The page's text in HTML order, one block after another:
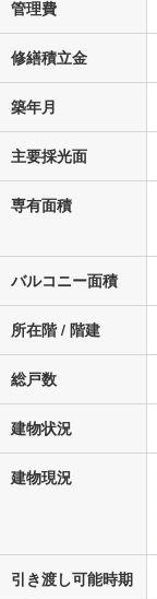
管理費
修繕積立金
築年月
主要採光面
専有面積
バルコニー面積
所在階 / 階建
総戸数
建物状況
建物現況
引き渡し可能時期